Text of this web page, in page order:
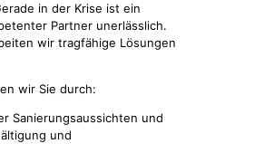
in der Krise ist ein
Partner unerlässlich.
wir tragfähige Lösungen
wir Sie durch:
Sanierungsaussichten und
und